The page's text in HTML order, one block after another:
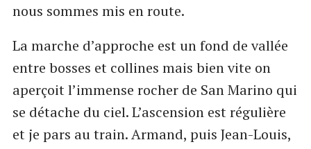
nous sommes mis en route.
La marche d’approche est un fond de vallée
entre bosses et collines mais bien vite on
aperçoit l’immense rocher de San Marino qui
se détache du ciel. L’ascension est régulière
et je pars au train. Armand, puis Jean-Louis,